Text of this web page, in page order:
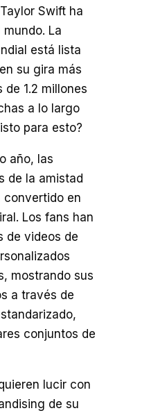
Taylor Swift ha
mundo. La
está lista
su gira más
1.2 millones
a lo largo
para esto?
año, las
de la amistad
convertido en
Los fans han
de videos de
mostrando sus
a través de
conjuntos de
lucir con
de su